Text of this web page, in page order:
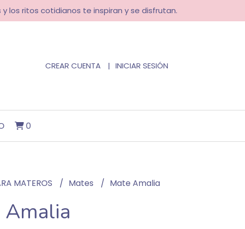
los ritos cotidianos te inspiran y se disfrutan.
CREAR CUENTA INICIAR SESIÓN
0
MATEROS Mates Mate Amalia
Amalia